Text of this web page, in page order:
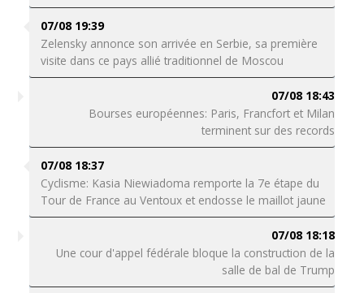
07/08 19:39
Zelensky annonce son arrivée en Serbie, sa première
visite dans ce pays allié traditionnel de Moscou
07/08 18:43
Bourses européennes: Paris, Francfort et Milan
terminent sur des records
07/08 18:37
Cyclisme: Kasia Niewiadoma remporte la 7e étape du
Tour de France au Ventoux et endosse le maillot jaune
07/08 18:18
Une cour d'appel fédérale bloque la construction de la
salle de bal de Trump